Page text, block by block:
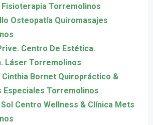
Torremolinos
Osteopatía Quiromasajes
Centro De Estética.
Láser Torremolinos
Cinthia Bornet Quiropráctico &
Especiales Torremolinos
Centro Wellness & Clínica Mets